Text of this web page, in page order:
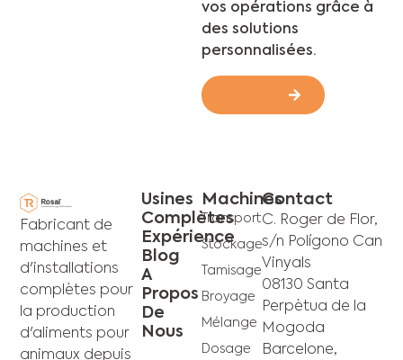
vos opérations grâce à
des solutions
personnalisées.
Fabricant de
machines et
d'installations
complètes pour
la production
d'aliments pour
animaux depuis
Machines
Transport
Stockage
Tamisage
Broyage
Mélange
Dosage
Usines
Complètes
Expérience
Blog
A
Propos
De
Nous
Contact
C. Roger de Flor,
s/n Polígono Can
Vinyals
08130 Santa
Perpètua de la
Mogoda
Barcelone,